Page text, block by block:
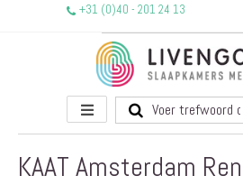
+31 (0)40 - 201 24 13
Toggle
Nav
KAAT Amsterdam